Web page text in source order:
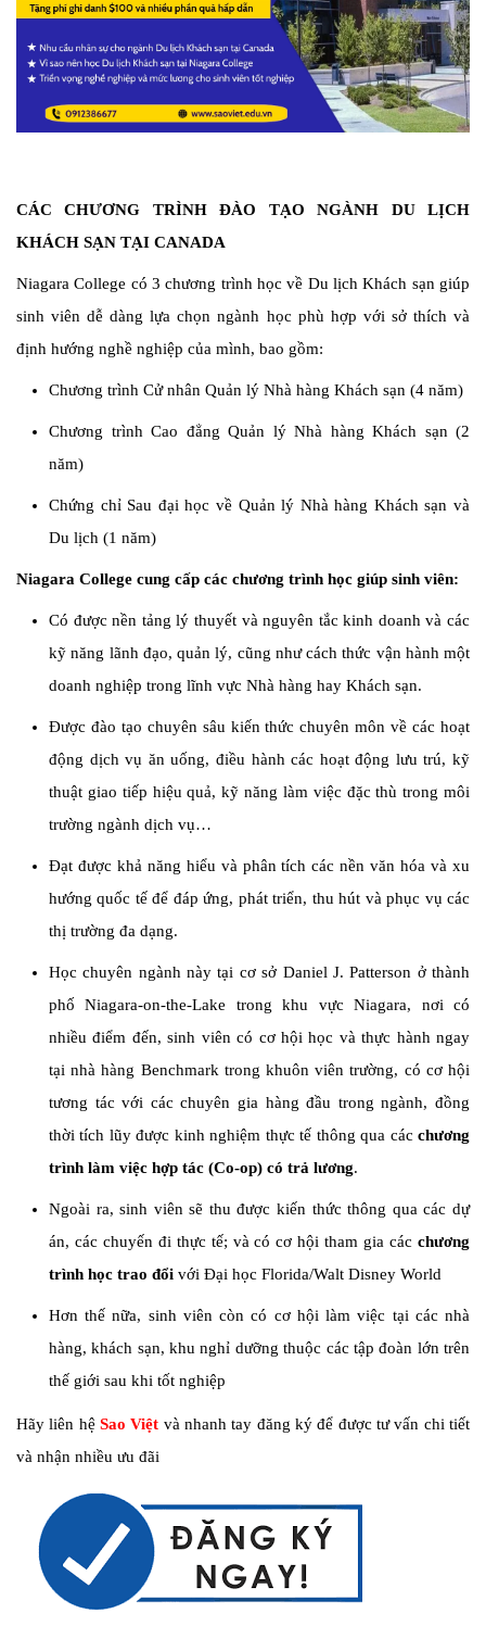
CÁC CHƯƠNG TRÌNH ĐÀO TẠO NGÀNH DU LỊCH
KHÁCH SẠN TẠI CANADA
Niagara College có 3 chương trình học về Du lịch Khách sạn giúp
sinh viên dễ dàng lựa chọn ngành học phù hợp với sở thích và
định hướng nghề nghiệp của mình, bao gồm:
Chương trình Cử nhân Quản lý Nhà hàng Khách sạn (4 năm)
Chương trình Cao đẳng Quản lý Nhà hàng Khách sạn (2
năm)
Chứng chỉ Sau đại học về Quản lý Nhà hàng Khách sạn và
Du lịch (1 năm)
Niagara College cung cấp các chương trình học giúp sinh viên:
Có được nền tảng lý thuyết và nguyên tắc kinh doanh và các
kỹ năng lãnh đạo, quản lý, cũng như cách thức vận hành một
doanh nghiệp trong lĩnh vực Nhà hàng hay Khách sạn.
Được đào tạo chuyên sâu kiến thức chuyên môn về các hoạt
động dịch vụ ăn uống, điều hành các hoạt động lưu trú, kỹ
thuật giao tiếp hiệu quả, kỹ năng làm việc đặc thù trong môi
trường ngành dịch vụ…
Đạt được khả năng hiểu và phân tích các nền văn hóa và xu
hướng quốc tế để đáp ứng, phát triển, thu hút và phục vụ các
thị trường đa dạng.
Họcchuyên ngành này tại cơ sở Daniel J. Patterson ở thành
phố Niagara-on-the-Lake trong khu vực Niagara, nơi có
nhiều điểm đến, sinh viên có cơ hội học và thực hành ngay
tại nhà hàng Benchmark trong khuôn viên trường, có cơ hội
tương tác với các chuyên gia hàng đầu trong ngành, đồng
thời tích lũy được kinh nghiệm thực tế thông qua các chương
trình làm việc hợp tác (Co-op) có trả lương.
Ngoài ra, sinh viên sẽ thu được kiến thức thông qua các dự
án, các chuyến đi thực tế; và có cơ hội tham gia các chương
trình học trao đổi với Đại học Florida/Walt Disney World
Hơn thế nữa, sinh viên còn có cơ hội làm việc tại các nhà
hàng, khách sạn, khu nghỉ dưỡng thuộc các tập đoàn lớn trên
thế giới sau khi tốt nghiệp
Hãy liên hệ Sao Việt và nhanh tay đăng ký để được tư vấn chi tiết
và nhận nhiều ưu đãi